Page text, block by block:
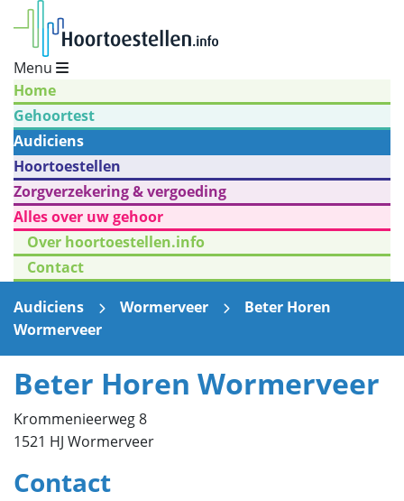
Menu
Home
Gehoortest
Audiciens
Hoortoestellen
Zorgverzekering & vergoeding
Alles over uw gehoor
Over hoortoestellen.info
Contact
Audiciens
Wormerveer
Beter Horen
Wormerveer
Beter Horen Wormerveer
Krommenieerweg 8
1521 HJ Wormerveer
Contact